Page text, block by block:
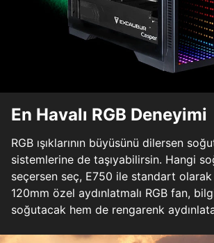
En Havalı RGB Deneyimi
RGB ışıklarının büyüsünü dilersen
sistemlerine de taşıyabilirsin. Hangi
seçersen seç, E750 ile standart
120mm özel aydınlatmalı RGB fan,
soğutacak hem de rengarenk